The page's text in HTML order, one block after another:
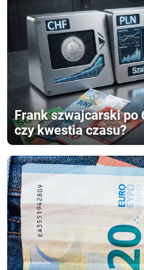
Frank szwajcarski po
czy kwestia czasu?